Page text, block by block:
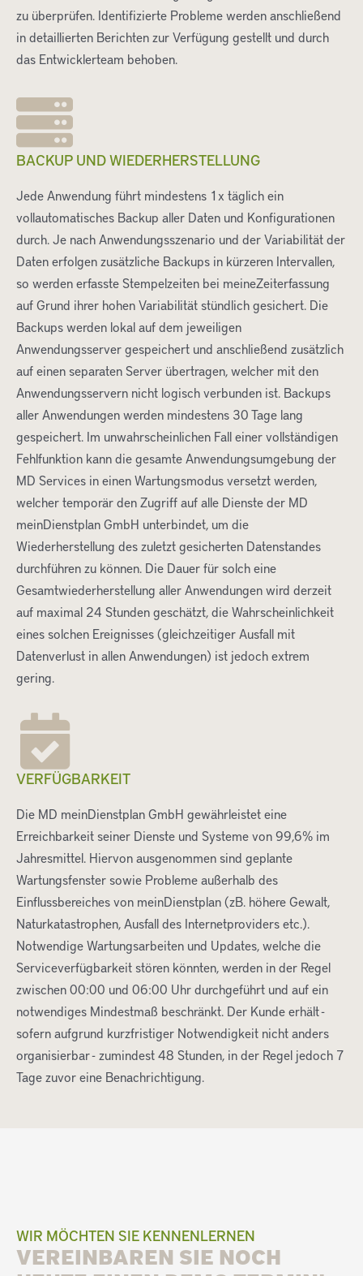
zu überprüfen. Identifizierte Probleme werden anschließend
in detaillierten Berichten zur Verfügung gestellt und durch
das Entwicklerteam behoben.
BACKUP UND WIEDERHERSTELLUNG
Jede Anwendung führt mindestens 1x täglich ein
vollautomatisches Backup aller Daten und Konfigurationen
durch. Je nach Anwendungsszenario und der Variabilität der
Daten erfolgen zusätzliche Backups in kürzeren Intervallen,
so werden erfasste Stempelzeiten bei meineZeiterfassung
auf Grund ihrer hohen Variabilität stündlich gesichert. Die
Backups werden lokal auf dem jeweiligen
Anwendungsserver gespeichert und anschließend zusätzlich
auf einen separaten Server übertragen, welcher mit den
Anwendungsservern nicht logisch verbunden ist. Backups
aller Anwendungen werden mindestens 30 Tage lang
gespeichert. Im unwahrscheinlichen Fall einer vollständigen
Fehlfunktion kann die gesamte Anwendungsumgebung der
MD Services in einen Wartungsmodus versetzt werden,
welcher temporär den Zugriff auf alle Dienste der MD
meinDienstplan GmbH unterbindet, um die
Wiederherstellung des zuletzt gesicherten Datenstandes
durchführen zu können. Die Dauer für solch eine
Gesamtwiederherstellung aller Anwendungen wird derzeit
auf maximal 24 Stunden geschätzt, die Wahrscheinlichkeit
eines solchen Ereignisses (gleichzeitiger Ausfall mit
Datenverlust in allen Anwendungen) ist jedoch extrem
gering.
VERFÜGBARKEIT
Die MD meinDienstplan GmbH gewährleistet eine
Erreichbarkeit seiner Dienste und Systeme von 99,6% im
Jahresmittel. Hiervon ausgenommen sind geplante
Wartungsfenster sowie Probleme außerhalb des
Einflussbereiches von meinDienstplan (zB. höhere Gewalt,
Naturkatastrophen, Ausfall des Internetproviders etc.).
Notwendige Wartungsarbeiten und Updates, welche die
Serviceverfügbarkeit stören könnten, werden in der Regel
zwischen 00:00 und 06:00 Uhr durchgeführt und auf ein
notwendiges Mindestmaß beschränkt. Der Kunde erhält -
sofern aufgrund kurzfristiger Notwendigkeit nicht anders
organisierbar - zumindest 48 Stunden, in der Regel jedoch 7
Tage zuvor eine Benachrichtigung.
WIR MÖCHTEN SIE KENNENLERNEN
VEREINBAREN SIE NOCH